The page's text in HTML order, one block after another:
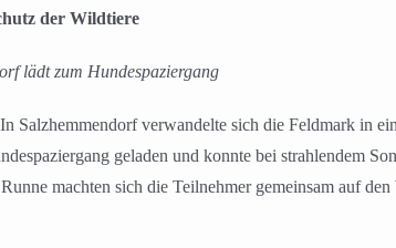
der Wildtiere
lädt zum Hundespaziergang
Salzhemmendorf verwandelte sich die Feldmark in
geladen und konnte bei strahlendem
machten sich die Teilnehmer gemeinsam auf